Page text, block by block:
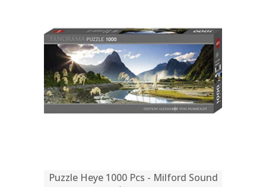
Puzzle Heye 1000 Pcs - Milford Sound